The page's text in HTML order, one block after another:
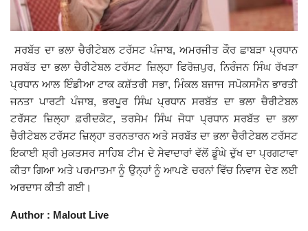
Contact Us
ਸਰਬੱਤ ਦਾ ਭਲਾ ਚੈਰੀਟੇਬਲ ਟਰੱਸਟ ਪੰਜਾਬ, ਅਮਰਜੀਤ ਕੌਰ ਛਾਬੜਾ ਪ੍ਰਧਾਨ
ਸਰਬੱਤ ਦਾ ਭਲਾ ਚੈਰੀਟੇਬਲ ਟਰੱਸਟ ਜ਼ਿਲ੍ਹਾ ਫਿਰੋਜ਼ਪੁਰ, ਨਿਰੰਜਨ ਸਿੰਘ ਰੱਖੜਾ
ਪ੍ਰਧਾਨ ਆਲ ਇੰਡੀਆ ਟਾਕ ਕਸ਼ੱਤਰੀ ਸਭਾ, ਮਿੰਕਲ ਬਜਾਜ ਸਪੋਕਸਮੈਨ ਭਾਰਤੀ
ਜਨਤਾ ਪਾਰਟੀ ਪੰਜਾਬ, ਭਰਪੂਰ ਸਿੰਘ ਪ੍ਰਧਾਨ ਸਰਬੱਤ ਦਾ ਭਲਾ ਚੈਰੀਟੇਬਲ
ਟਰੱਸਟ ਜ਼ਿਲ੍ਹਾ ਫ਼ਰੀਦਕੋਟ, ਤਰਸੇਮ ਸਿੰਘ ਜੋਧਾ ਪ੍ਰਧਾਨ ਸਰਬੱਤ ਦਾ ਭਲਾ
ਚੈਰੀਟੇਬਲ ਟਰੱਸਟ ਜ਼ਿਲ੍ਹਾ ਤਰਨਤਾਰਨ ਅਤੇ ਸਰਬੱਤ ਦਾ ਭਲਾ ਚੈਰੀਟੇਬਲ ਟਰੱਸਟ
ਇਕਾਈ ਸ਼੍ਰੀ ਮੁਕਤਸਰ ਸਾਹਿਬ ਟੀਮ ਦੇ ਸੇਵਾਦਾਰਾਂ ਵੱਲੋਂ ਡੂੰਘੇ ਦੁੱਖ ਦਾ ਪ੍ਰਗਟਾਵਾ
ਕੀਤਾ ਗਿਆ ਅਤੇ ਪਰਮਾਤਮਾ ਨੂੰ ਉਨ੍ਹਾਂ ਨੂੰ ਆਪਣੇ ਚਰਨਾਂ ਵਿੱਚ ਨਿਵਾਸ ਦੇਣ ਲਈ
ਅਰਦਾਸ ਕੀਤੀ ਗਈ।
Author : Malout Live